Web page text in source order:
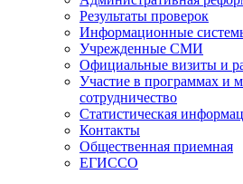
Результаты проверок
Информационные
Учрежденные СМИ
Официальные визиты и
Участие в программах и
сотрудничество
Статистическая
Контакты
Общественная приемная
ЕГИССО